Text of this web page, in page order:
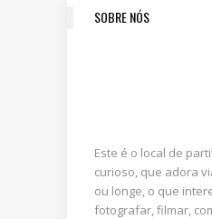
SOBRE NÓS
Este é o local de
curioso, que adora
ou longe, o que
fotografar, filmar,